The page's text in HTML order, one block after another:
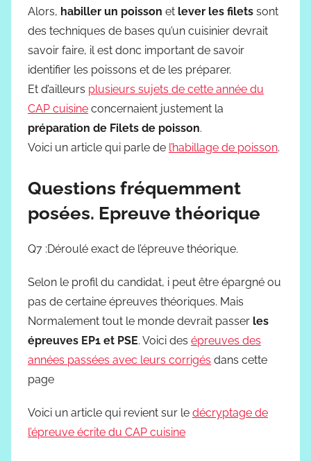
Alors, habiller un poisson et lever les filets sont
des techniques de bases qu’un cuisinier devrait
savoir faire, il est donc important de savoir
identifier les poissons et de les préparer.
Et d’ailleurs plusieurs sujets de cette année du
CAP cuisine concernaient justement la
préparation de Filets de poisson.
Voici un article qui parle de l’habillage de poisson.
Questions fréquemment
posées. Epreuve théorique
Q7 :Déroulé exact de l’épreuve théorique.
Selon le profil du candidat, i peut être épargné ou
pas de certaine épreuves théoriques. Mais
Normalement tout le monde devrait passer les
épreuves EP1 et PSE. Voici des épreuves des
années passées avec leurs corrigés dans cette
page
Voici un article qui revient sur le décryptage de
l’épreuve écrite du CAP cuisine